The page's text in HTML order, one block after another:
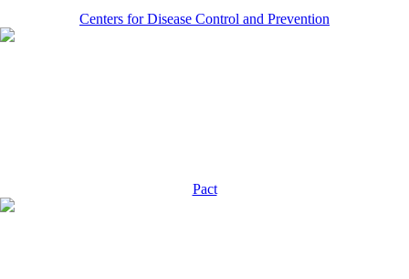
Centers for Disease Control and Prevention
Pact